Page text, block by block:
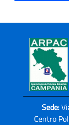
Sede:
Centro